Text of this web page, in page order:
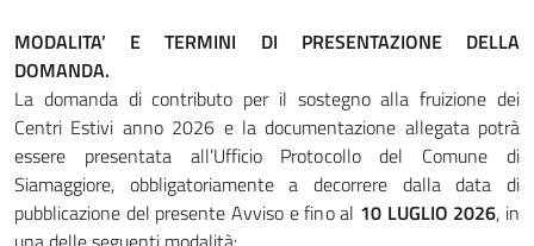
MODALITA’ E TERMINI DI PRESENTAZIONE DELLA
DOMANDA.
La domanda di contributo per il sostegno alla fruizione dei
Centri Estivi anno 2026 e la documentazione allegata potrà
essere presentata all’Ufficio Protocollo del Comune di
Siamaggiore, obbligatoriamente a decorrere dalla data di
pubblicazione del presente Avviso e fino al 10 LUGLIO 2026, in